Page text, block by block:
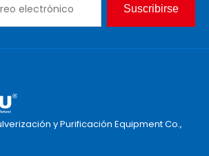
Suscribirse
y Purificación Equipment Co.,